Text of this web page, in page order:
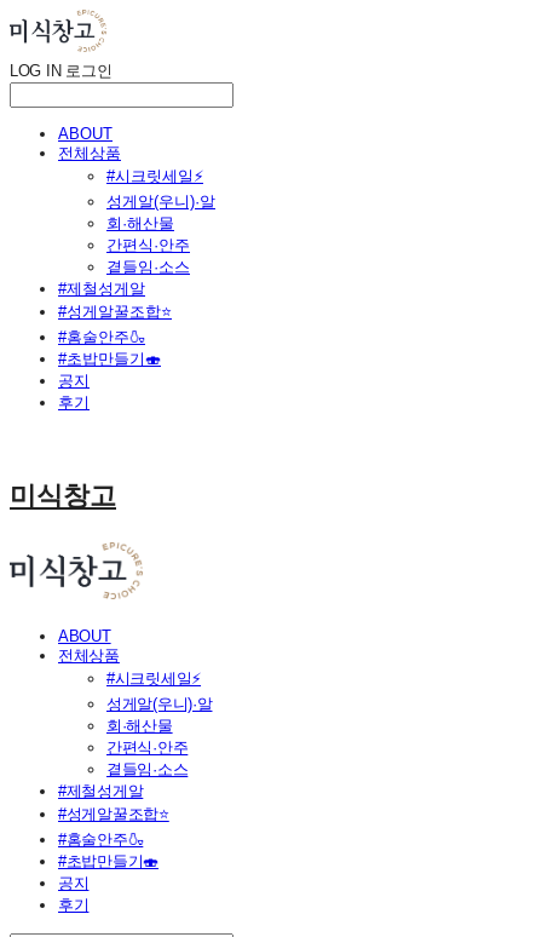
LOG IN 로그인
ABOUT
전체상품
#시크릿세일⚡
성게알(우니)·알
회·해산물
간편식·안주
곁들임·소스
#제철성게알
#성게알꿀조합⭐
#홈술안주🍶
#초밥만들기🍣
공지
후기
미식창고
ABOUT
전체상품
#시크릿세일⚡
성게알(우니)·알
회·해산물
간편식·안주
곁들임·소스
#제철성게알
#성게알꿀조합⭐
#홈술안주🍶
#초밥만들기🍣
공지
후기